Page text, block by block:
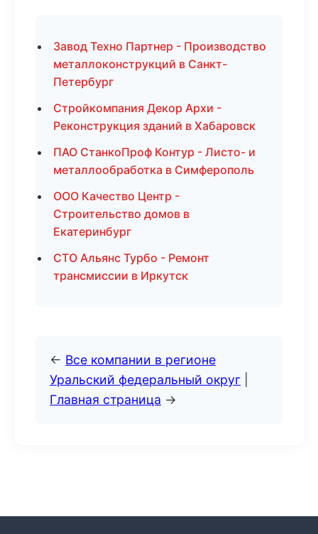
Завод Техно Партнер - Производство
металлоконструкций в Санкт-
Петербург
Стройкомпания Декор Архи -
Реконструкция зданий в Хабаровск
ПАО СтанкоПроф Контур - Листо- и
металлообработка в Симферополь
ООО Качество Центр -
Строительство домов в
Екатеринбург
СТО Альянс Турбо - Ремонт
трансмиссии в Иркутск
← Все компании в регионе
Уральский федеральный округ
Главная страница →